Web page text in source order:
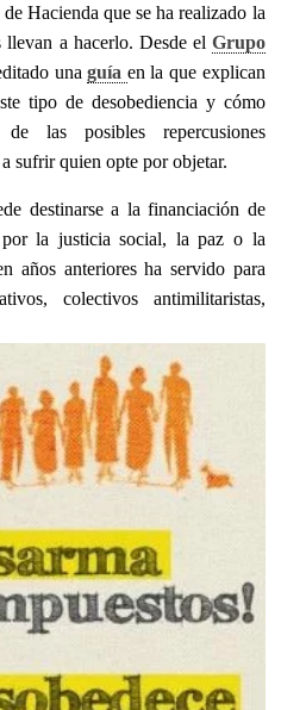
Hacienda que se ha realizado la
a hacerlo. Desde el Grupo
unaguía en la que explican
tipo de desobediencia y cómo
las posibles repercusiones
sufrir quien opte por objetar.
destinarse a la financiación de
la justicia social, la paz o la
años anteriores ha servido para
colectivos antimilitaristas,